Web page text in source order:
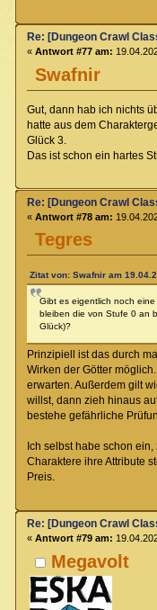
Swafnir
Re: [Dungeon Crawl
« Antwort #77 am:
Gut, dann hab ich nichts
hatte aus dem
Glück 3.
Das ist schon ein hartes
Tegres
Re: [Dungeon Crawl
« Antwort #78 am:
Zitat von: Swafnir am
Gibt es eigentlich noch
bleiben die von Stufe 0 an
Glück)?
Prinzipiell ist das durch
Wirken der Götter
erwarten. Außerdem gilt
willst, dann zieh hinaus
bestehe gefährliche
Ich selbst habe schon
Charaktere ihre Attribute
Preis.
Megavolt
Re: [Dungeon Crawl
« Antwort #79 am: